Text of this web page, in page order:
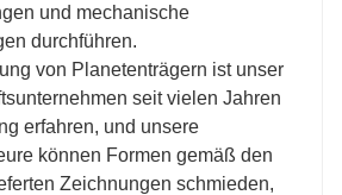
und mechanische
durchführen.
von Planetenträgern ist unser
seit vielen Jahren
erfahren, und unsere
können Formen gemäß den
Zeichnungen schmieden,